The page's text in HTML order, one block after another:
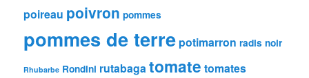
poireau poivron pommes
pommes de terre potimarron radis noir
Rhubarbe Rondini rutabagatomate tomates